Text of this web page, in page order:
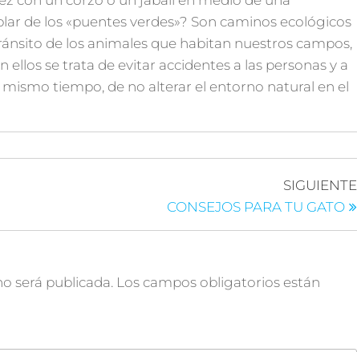
de los «puentes verdes»? Son caminos ecológicos
de los animales que habitan nuestros campos,
ellos se trata de evitar accidentes a las personas y a
mismo tiempo, de no alterar el entorno natural en el
SIGUIENTE
CONSEJOS PARA TU GATO
será publicada. Los campos obligatorios están